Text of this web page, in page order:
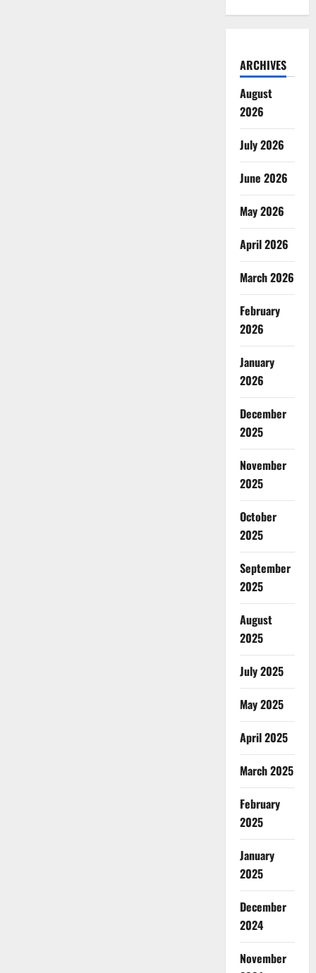
ARCHIVES
August
2026
July 2026
June 2026
May 2026
April 2026
March 2026
February
2026
January
2026
December
2025
November
2025
October
2025
September
2025
August
2025
July 2025
May 2025
April 2025
March 2025
February
2025
January
2025
December
2024
November